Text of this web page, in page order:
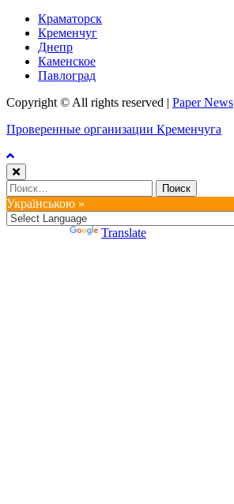
Краматорск
Кременчуг
Днепр
Каменское
Павлоград
Copyright © All rights reserved
Paper News
Проверенные организации Кременчуга
Найти:
Українською »
Translate